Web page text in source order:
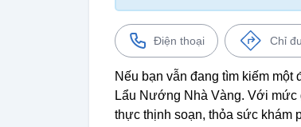
Điện thoại Chỉ
Nếu bạn vẫn đang tìm kiếm
Lẩu Nướng Nhà Vàng. Với mức
thực thịnh soạn, thỏa sức khám